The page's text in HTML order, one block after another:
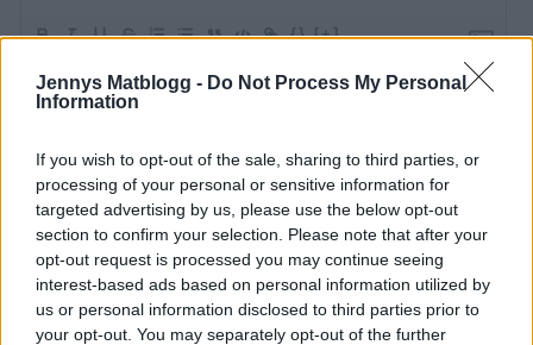
Jennys Matblogg - Do Not Process My Personal
Information
If you wish to opt-out of the sale, sharing to third parties, or
processing of your personal or sensitive information for
targeted advertising by us, please use the below opt-out
section to confirm your selection. Please note that after your
opt-out request is processed you may continue seeing
interest-based ads based on personal information utilized by
us or personal information disclosed to third parties prior to
your opt-out. You may separately opt-out of the further
{} [+]
äldsta
Hanna
14 år sedan
Härlig helg med nytta i trädgården och god mat!